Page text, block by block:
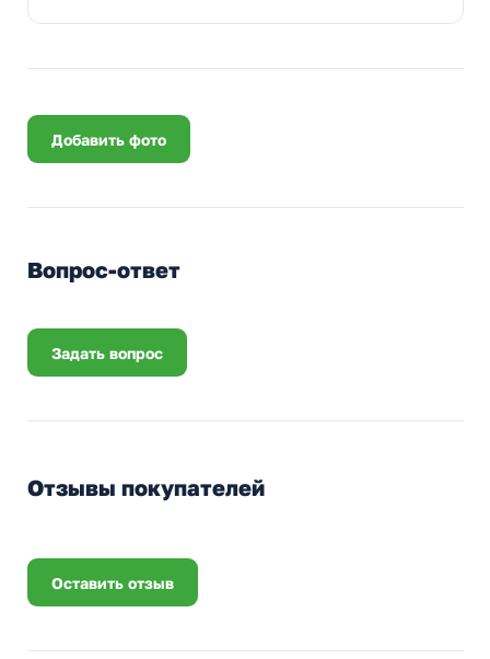
Добавить фото
Вопрос-ответ
Задать вопрос
Отзывы покупателей
Оставить отзыв